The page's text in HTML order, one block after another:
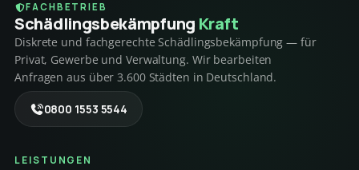
FACHBETRIEB
Schädlings­bekämpfung Kraft
Diskrete und fachgerechte Schädlingsbekämpfung — für
Privat, Gewerbe und Verwaltung. Wir bearbeiten
Anfragen aus über 3.600 Städten in Deutschland.
0800 1553 5544
LEISTUNGEN